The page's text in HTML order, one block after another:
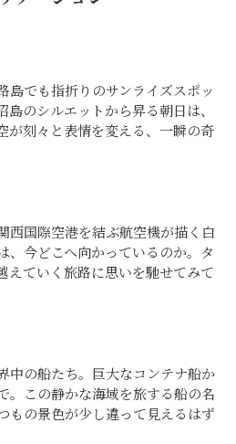
島でも指折りのサンライズスポッ
島のシルエットから昇る朝日は、
が刻々と表情を変える、一瞬の奇
西国際空港を結ぶ航空機が描く白
、今どこへ向かっているのか。タ
えていく旅路に思いを馳せてみて
中の船たち。巨大なコンテナ船か
。この静かな海域を旅する船の名
もの景色が少し違って見えるはず